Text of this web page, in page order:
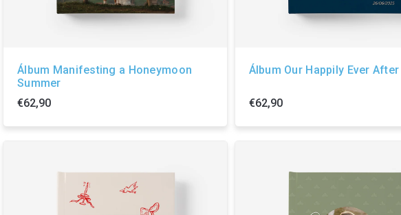
Álbum Manifesting a Honeymoon
Summer
€62,90
Álbum Our Happily Ever After
€62,90